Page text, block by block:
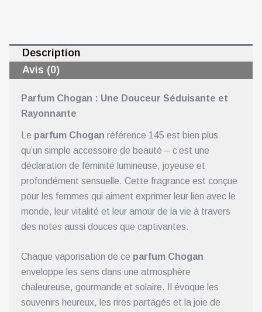
Description
Avis (0)
Parfum Chogan : Une Douceur Séduisante et
Rayonnante
Le parfum Chogan référence 145 est bien plus
qu’un simple accessoire de beauté – c’est une
déclaration de féminité lumineuse, joyeuse et
profondément sensuelle. Cette fragrance est conçue
pour les femmes qui aiment exprimer leur lien avec le
monde, leur vitalité et leur amour de la vie à travers
des notes aussi douces que captivantes.
Chaque vaporisation de ce parfum Chogan
enveloppe les sens dans une atmosphère
chaleureuse, gourmande et solaire. Il évoque les
souvenirs heureux, les rires partagés et la joie de